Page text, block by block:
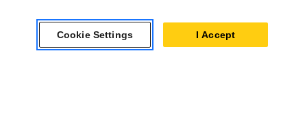
Юридическая Информация
Конфиденциальность Личных Данных
Cookie Settings I Accept